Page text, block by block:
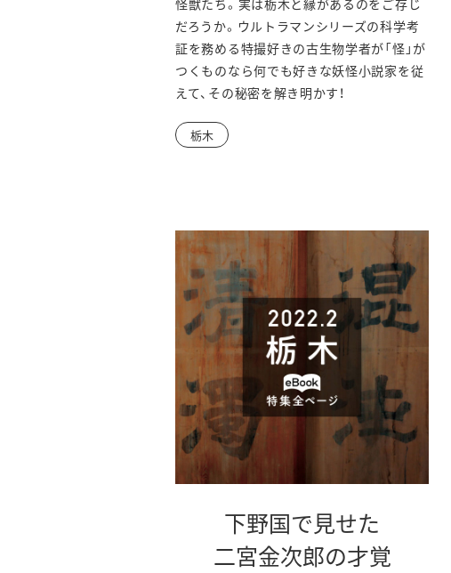
ン
ド
ま
す
怪獣たち。実は栃木と縁があるのをご存じ
だろうか。ウルトラマンシリーズの科学考
証を務める特撮好きの古生物学者が「怪」が
つくものなら何でも好きな妖怪小説家を従
えて、その秘密を解き明かす！
栃木
下野国で見せた
二宮金次郎の才覚